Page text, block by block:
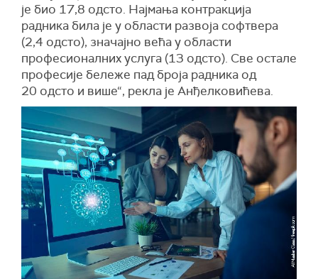
је био 17,8 одсто. Најмања контракција
радника била је у области развоја софтвера
(2,4 одсто), значајно већа у области
професионалних услуга (13 одсто). Све остале
професије бележе пад броја радника од
20 одсто и више“, рекла је Анђелковићева.